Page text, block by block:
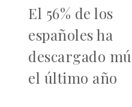
El 56% de los
españoles ha
descargado
el último año